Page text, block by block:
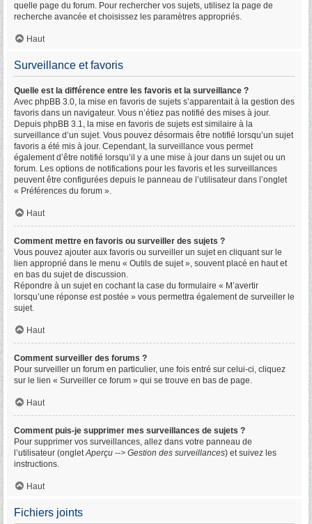
quelle page du forum. Pour rechercher vos sujets, utilisez la page de
recherche avancée et choisissez les paramètres appropriés.
Haut
Surveillance et favoris
Quelle est la différence entre les favoris et la surveillance ?
Avec phpBB 3.0, la mise en favoris de sujets s’apparentait à la gestion des
favoris dans un navigateur. Vous n’étiez pas notifié des mises à jour.
Depuis phpBB 3.1, la mise en favoris de sujets est similaire à la
surveillance d’un sujet. Vous pouvez désormais être notifié lorsqu’un sujet
favoris a été mis à jour. Cependant, la surveillance vous permet
également d’être notifié lorsqu’il y a une mise à jour dans un sujet ou un
forum. Les options de notifications pour les favoris et les surveillances
peuvent être configurées depuis le panneau de l’utilisateur dans l’onglet
« Préférences du forum ».
Haut
Comment mettre en favoris ou surveiller des sujets ?
Vous pouvez ajouter aux favoris ou surveiller un sujet en cliquant sur le
lien approprié dans le menu « Outils de sujet », souvent placé en haut et
en bas du sujet de discussion.
Répondre à un sujet en cochant la case du formulaire « M’avertir
lorsqu’une réponse est postée » vous permettra également de surveiller le
sujet.
Haut
Comment surveiller des forums ?
Pour surveiller un forum en particulier, une fois entré sur celui-ci, cliquez
sur le lien « Surveiller ce forum » qui se trouve en bas de page.
Haut
Comment puis-je supprimer mes surveillances de sujets ?
Pour supprimer vos surveillances, allez dans votre panneau de
l’utilisateur (ongletAperçu --> Gestion des surveillances) et suivez les
instructions.
Haut
Fichiers joints